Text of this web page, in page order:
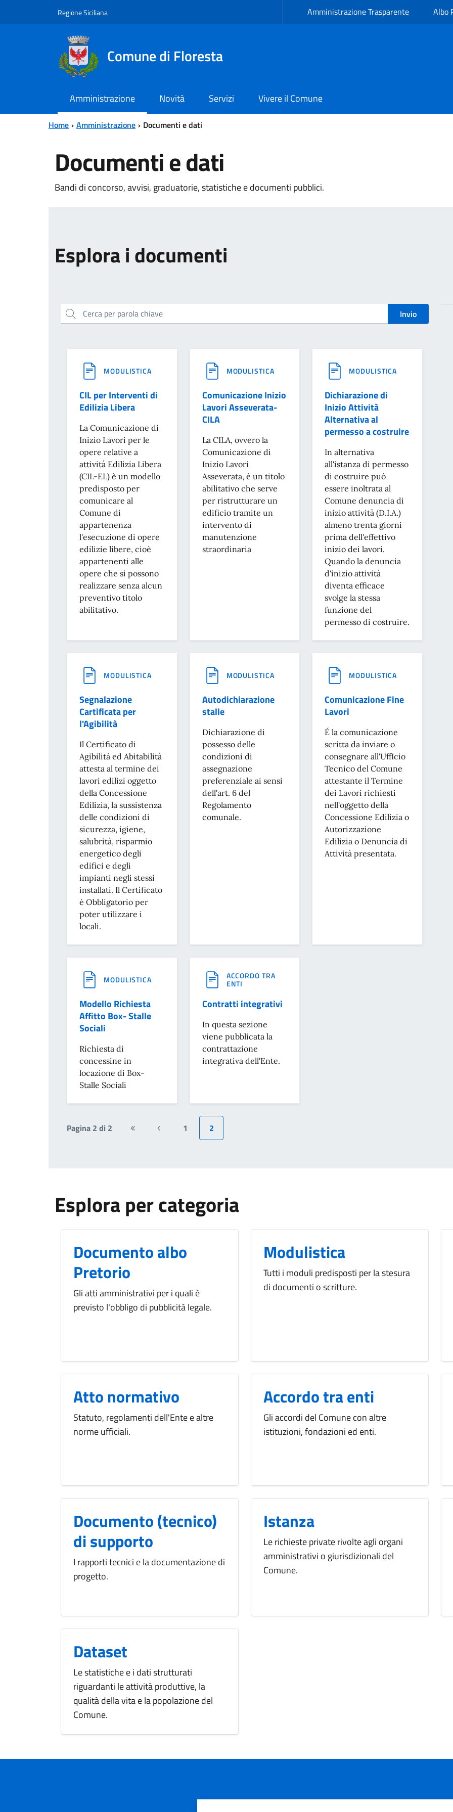
Regione Siciliana Amministrazione Trasparente Albo
Comune di Floresta
Amministrazione Novità Servizi Vivere il Comune
Home Amministrazione Documenti e dati
Documenti e dati
Bandi di concorso, avvisi, graduatorie, statistiche e documenti pubblici.
Esplora i documenti
Cerca per parola chiave
MODULISTICA
CIL per Interventi di
Edilizia Libera
La Comunicazione di
Inizio Lavori per le
opere relative a
attività Edilizia Libera
(CIL-EL) è un modello
predisposto per
comunicare al
Comune di
appartenenza
l'esecuzione di opere
edilizie libere, cioè
appartenenti alle
opere che si possono
realizzare senza alcun
preventivo titolo
abilitativo.
MODULISTICA
Comunicazione Inizio
Lavori Asseverata-
CILA
La CILA, ovvero la
Comunicazione di
Inizio Lavori
Asseverata, è un titolo
abilitativo che serve
per ristrutturare un
edificio tramite un
intervento di
manutenzione
straordinaria
MODULISTICA
Dichiarazione di
Inizio Attività
Alternativa al
permesso a costruire
In alternativa
all'istanza di permesso
di costruire può
essere inoltrata al
Comune denuncia di
inizio attività (D.I.A.)
almeno trenta giorni
prima dell'effettivo
inizio dei lavori.
Quando la denuncia
d'inizio attività
diventa efficace
svolge la stessa
funzione del
permesso di costruire.
MODULISTICA
Segnalazione
Cartificata per
l'Agibilità
Il Certificato di
Agibilità ed Abitabilità
attesta al termine dei
lavori edilizi oggetto
della Concessione
Edilizia, la sussistenza
delle condizioni di
sicurezza, igiene,
salubrità, risparmio
energetico degli
edifici e degli
impianti negli stessi
installati. Il Certificato
è Obbligatorio per
poter utilizzare i
locali.
MODULISTICA
Autodichiarazione
stalle
Dichiarazione di
possesso delle
condizioni di
assegnazione
preferenziale ai sensi
dell'art. 6 del
Regolamento
comunale.
MODULISTICA
Comunicazione Fine
Lavori
É la comunicazione
scritta da inviare o
consegnare all'UffIcio
Tecnico del Comune
attestante il Termine
dei Lavori richiesti
nell'oggetto della
Concessione Edilizia o
Autorizzazione
Edilizia o Denuncia di
Attività presentata.
MODULISTICA
Modello Richiesta
Affitto Box- Stalle
Sociali
Richiesta di
concessine in
locazione di Box-
Stalle Sociali
ACCORDO TRA
ENTI
Contratti integrativi
In questa sezione
viene pubblicata la
contrattazione
integrativa dell'Ente.
Pagina 2 di 2
Prima
Pagina
1 2
Esplora per categoria
Documento albo
Pretorio
Gli atti amministrativi per i quali è
previsto l'obbligo di pubblicità legale.
Modulistica
Tutti i moduli predisposti per la stesura
di documenti o scritture.
Atto normativo
Statuto, regolamenti dell'Ente e altre
norme ufficiali.
Accordo tra enti
Gli accordi del Comune con altre
istituzioni, fondazioni ed enti.
Documento (tecnico)
di supporto
I rapporti tecnici e la documentazione di
progetto.
Istanza
Le richieste private rivolte agli organi
amministrativi o giurisdizionali del
Comune.
Dataset
Le statistiche e i dati strutturati
riguardanti le attività produttive, la
qualità della vita e la popolazione del
Comune.